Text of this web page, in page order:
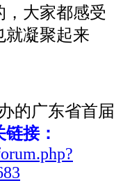
，大家都感受
就凝聚起来
的广东省首届
链接：